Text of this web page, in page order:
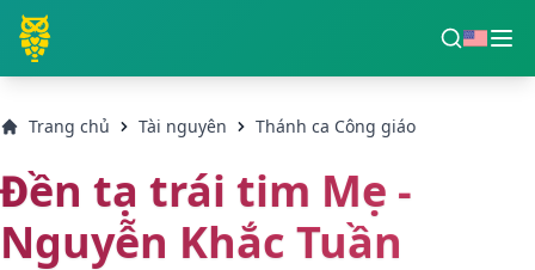
Trang chủ Tài nguyên Thánh ca Công giáo
Đền tạ trái tim Mẹ -
Nguyễn Khắc Tuần